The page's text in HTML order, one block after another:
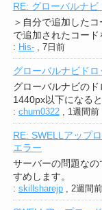
RE: グローバルナ
＞自分で追加した
で追加されたコー
: His-, 7日前
グローバルナビド
グローバルナビの
1440px以下になる
: chum0322, 1週間前
RE: SWELLアップ
エラー
サーバーの問題な
すめします。
: skillsharejp, 2週間前